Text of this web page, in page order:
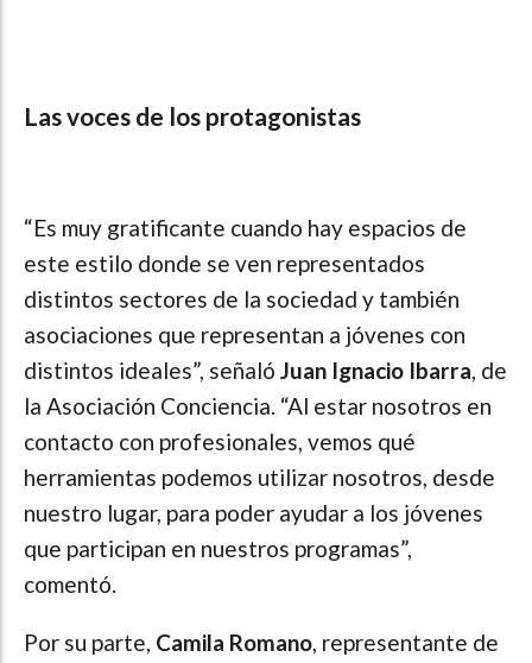
Las voces de los protagonistas
“Es muy gratificante cuando hay espacios de
este estilo donde se ven representados
distintos sectores de la sociedad y también
asociaciones que representan a jóvenes con
distintos ideales”, señaló Juan Ignacio Ibarra, de
la Asociación Conciencia. “Al estar nosotros en
contacto con profesionales, vemos qué
herramientas podemos utilizar nosotros, desde
nuestro lugar, para poder ayudar a los jóvenes
que participan en nuestros programas”,
comentó.
Por su parte, Camila Romano, representante de